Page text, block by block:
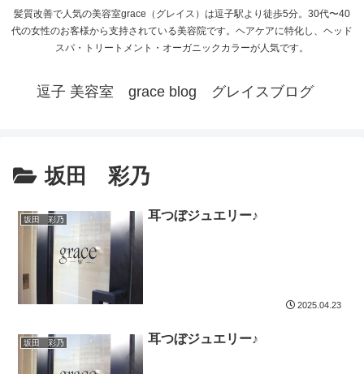
髪質改善で人気の美容室grace（グレイス）は逗子駅より徒歩5分。30代〜40
代の女性のお客様から支持されている美容院です。ヘアケアに特化し、ヘッド
スパ・トリートメント・オーガニックカラーが人気です。
逗子 美容室 grace blog グレイスブログ
坂田 彩乃
坂田 彩乃 耳つぼジュエリー♪
2025.04.23
坂田 彩乃 耳つぼジュエリー♪